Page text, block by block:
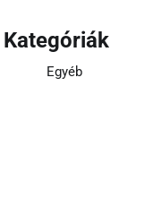
Kategóriák
Egyéb